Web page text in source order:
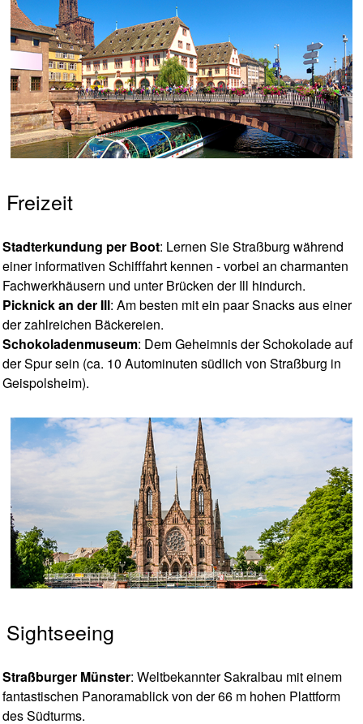
Freizeit
Stadterkundung per Boot: Lernen Sie Straßburg während
einer informativen Schifffahrt kennen - vorbei an charmanten
Fachwerkhäusern und unter Brücken der Ill hindurch.
Picknick an der Ill: Am besten mit ein paar Snacks aus einer
der zahlreichen Bäckereien.
Schokoladenmuseum: Dem Geheimnis der Schokolade auf
der Spur sein (ca. 10 Autominuten südlich von Straßburg in
Geispolsheim).
Sightseeing
Straßburger Münster: Weltbekannter Sakralbau mit einem
fantastischen Panoramablick von der 66 m hohen Plattform
des Südturms.